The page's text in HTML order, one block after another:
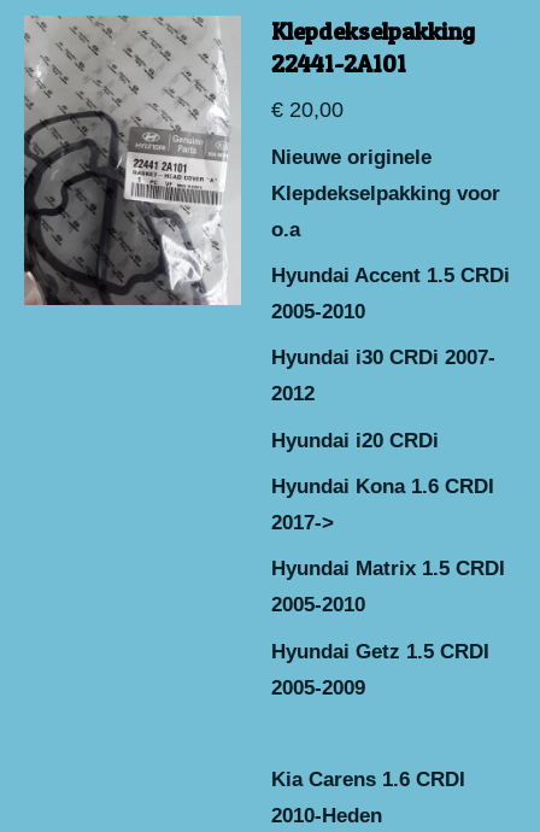
Klepdekselpakking
22441-2A101
€ 20,00
Nieuwe originele
Klepdekselpakking voor
o.a
Hyundai Accent 1.5 CRDi
2005-2010
Hyundai i30 CRDi 2007-
2012
Hyundai i20 CRDi
Hyundai Kona 1.6 CRDI
2017->
Hyundai Matrix 1.5 CRDI
2005-2010
Hyundai Getz 1.5 CRDI
2005-2009
Kia Carens 1.6 CRDI
2010-Heden